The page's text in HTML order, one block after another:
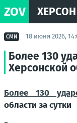
ZOV ХЕРСОН
СМИ 18 июня 2026,
Более 130
Херсонской
Более 130
области за сутки